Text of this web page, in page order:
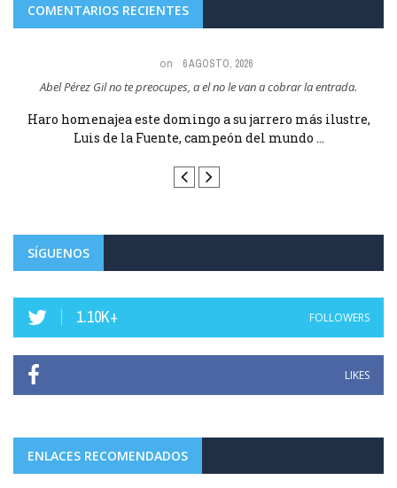
COMENTARIOS RECIENTES
on 6 AGOSTO, 2026
Maria Angeles Lugel Y que pasa porque le aplaudiera? VIVA RUBIALES Y
Haro homenajea este domingo a su jarrero más ilustre,
SÍGUENOS
1.10K+ FOLLOWERS
LIKES
ENLACES RECOMENDADOS